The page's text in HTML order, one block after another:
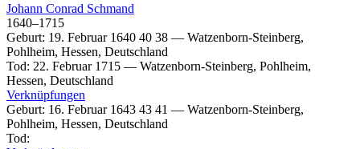
Johann Conrad Schmand
1640–1715
Geburt: 19. Februar 1640 40 38 — Watzenborn-Steinberg,
Pohlheim, Hessen, Deutschland
Tod: 22. Februar 1715 — Watzenborn-Steinberg, Pohlheim,
Hessen, Deutschland
Verknüpfungen
Geburt: 16. Februar 1643 43 41 — Watzenborn-Steinberg,
Pohlheim, Hessen, Deutschland
Tod: